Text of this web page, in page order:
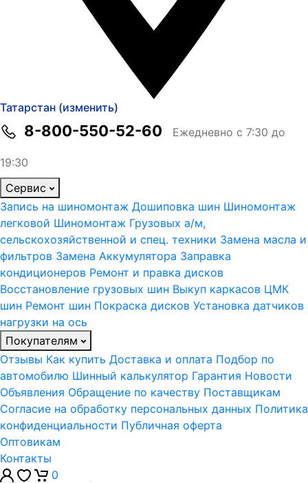
Татарстан (изменить)
8-800-550-52-60 Ежедневно с 7:30 до
19:30
Сервис
Запись на шиномонтаж Дошиповка шин Шиномонтаж
легковой Шиномонтаж Грузовых а/м,
сельскохозяйственной и спец. техники Замена масла и
фильтров Замена Аккумулятора Заправка
кондиционеров Ремонт и правка дисков
Восстановление грузовых шин Выкуп каркасов ЦМК
шин Ремонт шин Покраска дисков Установка датчиков
нагрузки на ось
Покупателям
Отзывы Как купить Доставка и оплата Подбор по
автомобилю Шинный калькулятор Гарантия Новости
Объявления Обращение по качеству Поставщикам
Согласие на обработку персональных данных Политика
конфиденциальности Публичная оферта
Оптовикам
Контакты
0